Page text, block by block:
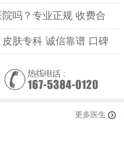
吗？专业正规 收费合
肤专科 诚信靠谱 口碑
更多医生